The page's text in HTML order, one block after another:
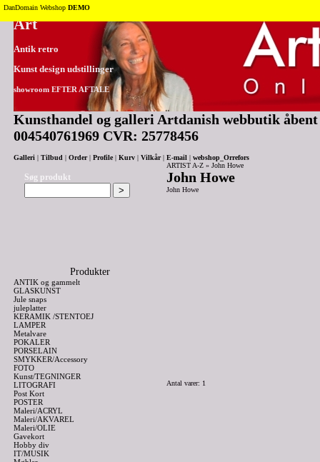
Tilbage til toppen
Art
Antik retro
Kunst design udstillinger
showroom EFTER AFTALE
Kunsthandel og galleri Artdanish webbutik
004540761969 CVR: 25778456
Galleri Tilbud Order| Profile| Kurv Vilkår| E-mail webshop_Orrefors
Søg produkt
Produkter
ANTIK og gammelt
GLASKUNST
Jule snaps
juleplatter
KERAMIK /STENTOEJ
LAMPER
Metalvare
POKALER
PORSELAIN
SMYKKER/Accessory
FOTO
Kunst/TEGNINGER
LITOGRAFI
Post Kort
POSTER
Maleri/ACRYL
Maleri/AKVAREL
Maleri/OLIE
Gavekort
Hobby div
IT/MUSIK
ARTIST A-Z » John Howe
John Howe
John Howe
Antal varer: 1
DanDomain Webshop DEMO